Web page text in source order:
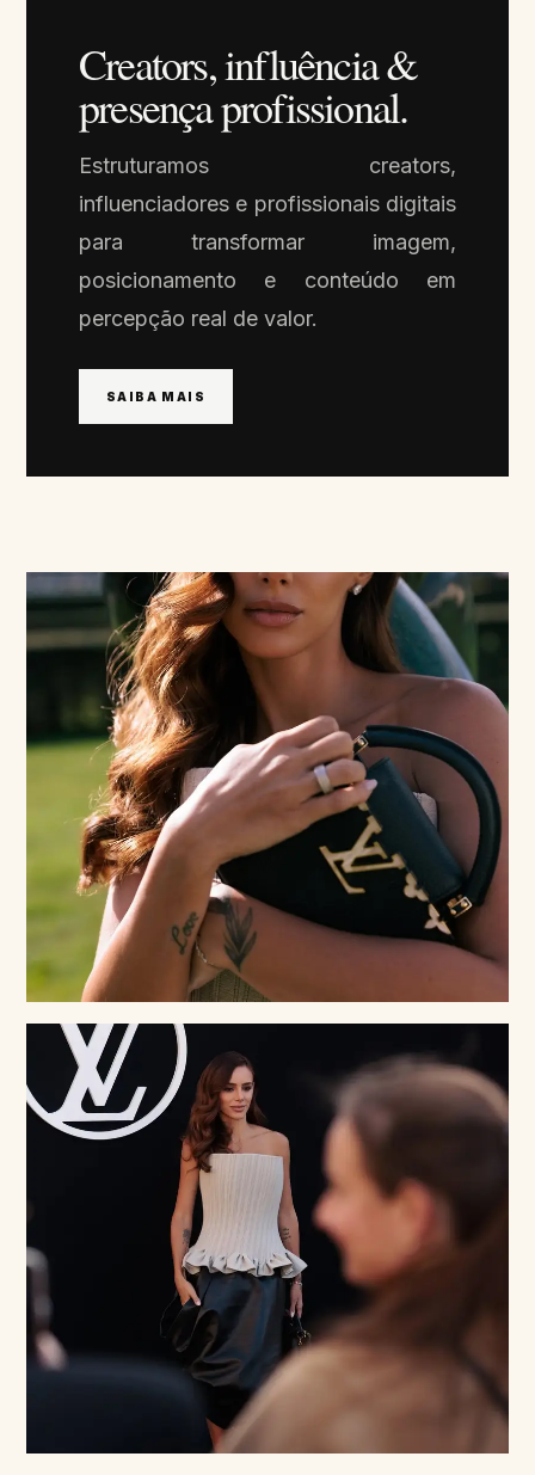
Creators, influência &
presença profissional.
Estruturamos creators,
influenciadores e profissionais digitais
para transformar imagem,
posicionamento e conteúdo em
percepção real de valor.
SAIBA MAIS